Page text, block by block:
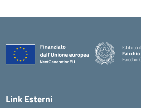
Istituto
Faicchio
Link Esterni